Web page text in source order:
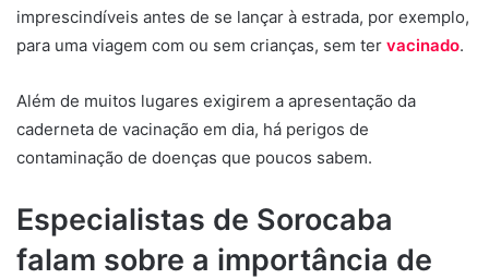
imprescindíveis antes de se lançar à estrada, por exemplo,
para uma viagem com ou sem crianças, sem ter vacinado.
Além de muitos lugares exigirem a apresentação da
caderneta de vacinação em dia, há perigos de
contaminação de doenças que poucos sabem.
Especialistas de Sorocaba
falam sobre a importância de